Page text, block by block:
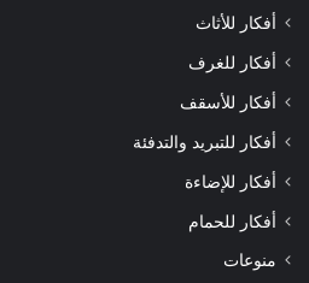
أفكار للأثاث
أفكار للغرف
أفكار للأسقف
أفكار للتبريد والتدفئة
أفكار للإضاءة
أفكار للحمام
منوعات